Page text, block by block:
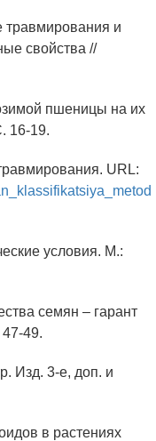
и
свойства //
пшеницы на их
16-19.
URL:
условия. М.:
семян – гарант
49.
Изд. 3-е, доп. и
в растениях